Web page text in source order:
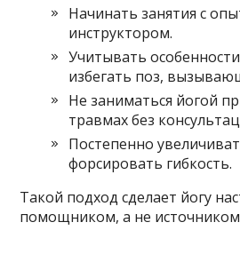
Начинать занятия с
инструктором.
Учитывать
избегать поз,
Не заниматься йогой
травмах без
Постепенно
форсировать гибкость.
Такой подход сделает йогу
помощником, а не